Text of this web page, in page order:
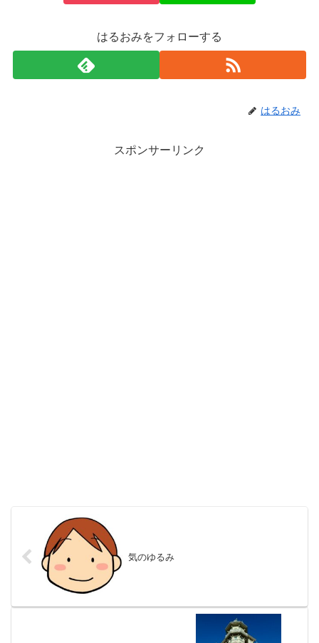
はるおみをフォローする
はるおみ
スポンサーリンク
気のゆるみ